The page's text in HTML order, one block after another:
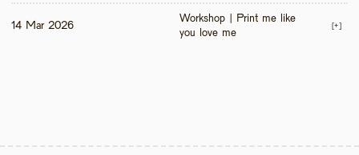
14 Mar 2026
Workshop | Print me like
you love me
[+]